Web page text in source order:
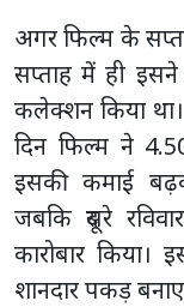
अगर फिल्म के
सप्ताह में ही
कलेक्शन किया
दिन फिल्म ने
इसकी कमाई
जबकि दूसरे
कारोबार
शानदार पकड़